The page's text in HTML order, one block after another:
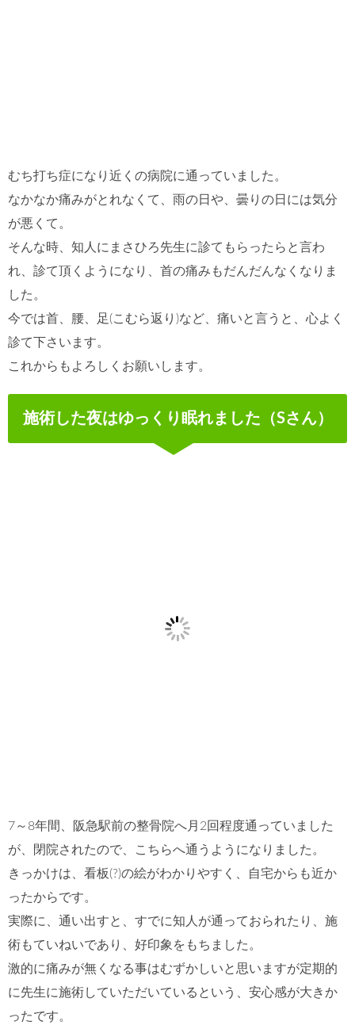
むち打ち症になり近くの病院に通っていました。
なかなか痛みがとれなくて、雨の日や、曇りの日には気分
が悪くて。
そんな時、知人にまさひろ先生に診てもらったらと言わ
れ、診て頂くようになり、首の痛みもだんだんなくなりま
した。
今では首、腰、足(こむら返り)など、痛いと言うと、心よく
診て下さいます。
これからもよろしくお願いします。
施術した夜はゆっくり眠れました（Sさん）
7～8年間、阪急駅前の整骨院へ月2回程度通っていました
が、閉院されたので、こちらへ通うようになりました。
きっかけは、看板(?)の絵がわかりやすく、自宅からも近か
ったからです。
実際に、通い出すと、すでに知人が通っておられたり、施
術もていねいであり、好印象をもちました。
激的に痛みが無くなる事はむずかしいと思いますが定期的
に先生に施術していただいているという、安心感が大きか
ったです。